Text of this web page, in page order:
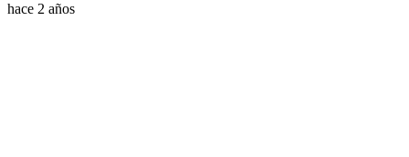
hace 2 años